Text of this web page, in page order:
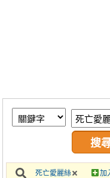
繪圖藝廊
交流中心
攤位轉讓區
會員功能選單
死亡愛麗絲 加